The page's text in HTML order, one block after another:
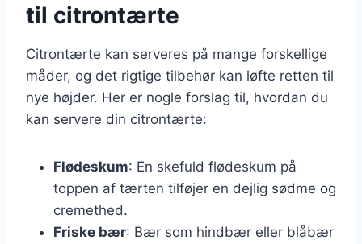
til citrontærte
Citrontærte kan serveres på mange forskellige
måder, og det rigtige tilbehør kan løfte retten til
nye højder. Her er nogle forslag til, hvordan du
kan servere din citrontærte:
Flødeskum: En skefuld flødeskum på
toppen af tærten tilføjer en dejlig sødme og
cremethed.
Friske bær: Bær som hindbær eller blåbær